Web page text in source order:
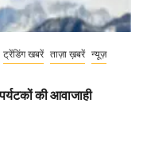
ट्रेंडिंग खबरें ताज़ा ख़बरें न्यूज़
की आवाजाही